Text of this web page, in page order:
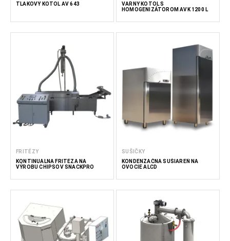
TLAKOVÝ KOTOL AV 643
VARNÝ KOTOL S
HOMOGENIZÁTOROM AVK 1200 L
FRITÉZY
KONTINUÁLNA FRITÉZA NA
VÝROBU CHIPSOV SNACKPRO
SUŠIČKY
KONDENZAČNÁ SUŠIAREŇ NA
OVOCIE ALCD